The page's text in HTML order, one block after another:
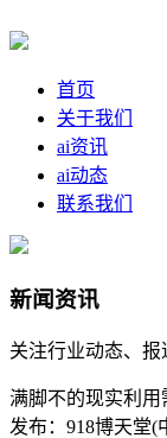
首页
关于我们
ai资讯
ai动态
联系我们
新闻资讯
关注行业动态、报
满脚不的现实利用
发布：918博天堂(